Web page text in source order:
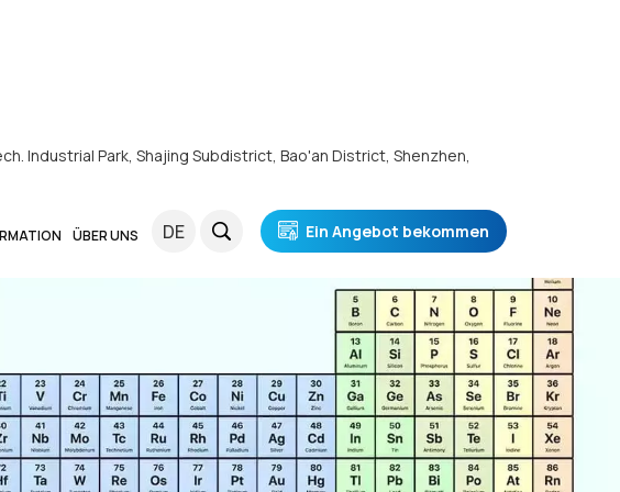
Industrial Park, Shajing Subdistrict, Bao'an District, Shenzhen,
ÜBER UNS DE Ein Angebot bekommen